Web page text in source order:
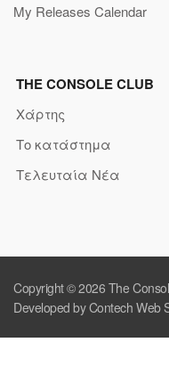
My Releases Calendar
THE CONSOLE CLUB
Χάρτης
Το κατάστημα
Τελευταία Νέα
Copyright © 2026 The
Developed by Contech Web